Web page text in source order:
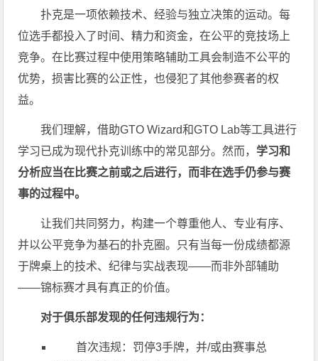
扑克是一项依赖技术、经验与独立决策的运动。每
位选手都投入了时间、精力和资金，在公平的竞技场上
竞争。在比赛过程中使用策略辅助工具会制造不公平的
优势，损害比赛的公正性，也侵犯了其他参赛者的权
益。
我们理解，借助GTO Wizard和GTO Lab等工具进行
学习已成为现代扑克训练中的常见部分。然而， 学习和
分析应当在比赛之前或之后进行，而非在选手仍参与赛
事的过程中。
让我们共同努力，构建一个尊重他人、专业有序、
并以公平竞争为基石的扑克圈。只有当每一份成绩都源
于牌桌上的技术、纪律与实战表现——而非外部辅助
——锦标赛才具有真正的价值。
对于俱乐部发现的任何违规行为：
首次违规：罚停3手牌，并/或由赛事总